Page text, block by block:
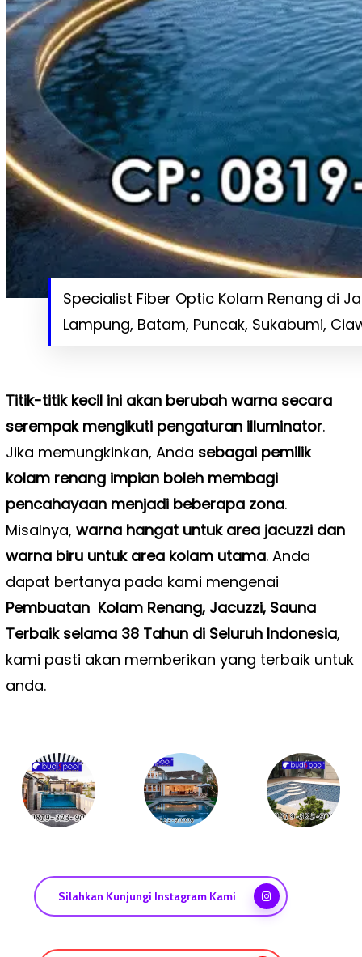
Specialist Fiber Optic Kolam Renang di
Lampung, Batam, Puncak, Sukabumi,
Titik-titik kecil ini akan berubah warna secara
serempak mengikuti pengaturan illuminator.
Jika memungkinkan, Anda sebagai pemilik
kolam renang impian boleh membagi
pencahayaan menjadi beberapa zona.
Misalnya, warna hangat untuk area jacuzzi dan
warna biru untuk area kolam utama. Anda
dapat bertanya pada kami mengenai
Pembuatan Kolam Renang, Jacuzzi, Sauna
Terbaik selama 38 Tahun di Seluruh Indonesia,
kami pasti akan memberikan yang terbaik untuk
anda.
Silahkan Kunjungi Instagram Kami